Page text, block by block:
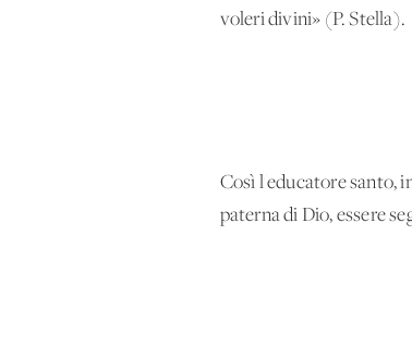
voleri divini» (P. Stella).
Così l'educatore santo,
paterna di Dio, essere